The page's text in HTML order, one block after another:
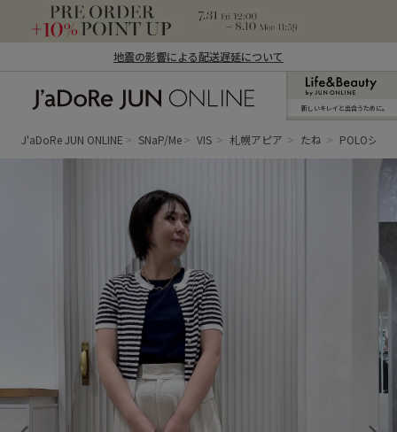
地震の影響による配送遅延について
ン オンライン）
新しいキレイと出合うために。
J'aDoRe JUN ONLINE SNaP/Me VIS 札幌アピア たね POLOシリ